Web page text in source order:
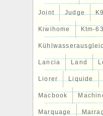
Joint Judge
Kiwihome Ktm-63
Lancia Land
Liorer Liquide
Macbook
Marquage